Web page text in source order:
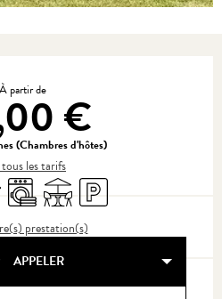
À partir de €
(Chambres d'hôtes)
les tarifs
Lave lingeTerrasseParking
prestation(s)
APPELER